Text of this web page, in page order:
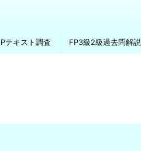
テキスト調査 FP3級2級過去問解説